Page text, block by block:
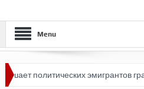
Menu
политических эмигрантов